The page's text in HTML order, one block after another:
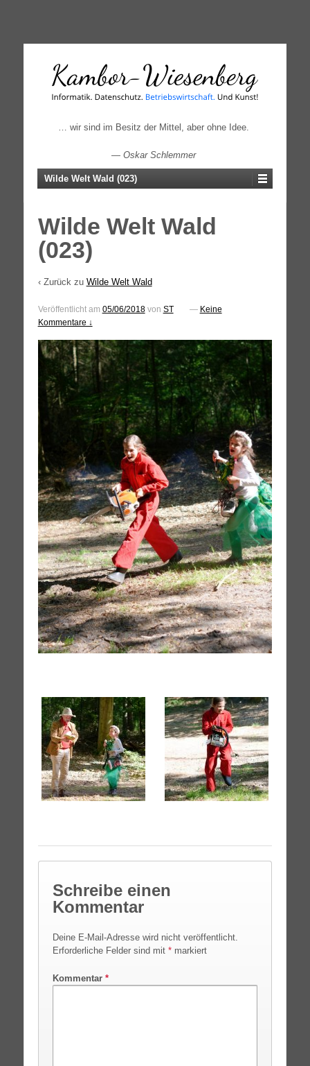
↓
CONTENT
… wir sind im Besitz der Mittel, aber ohne Idee.
—Oskar Schlemmer
Wilde Welt Wald (023)
Wilde Welt Wald
(023)
‹ Zurück zu Wilde Welt Wald
Veröffentlicht am 05/06/2018von ST — Keine
Kommentare ↓
Schreibe einen
Kommentar
Deine E-Mail-Adresse wird nicht veröffentlicht.
Erforderliche Felder sind mit *markiert
Kommentar *